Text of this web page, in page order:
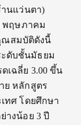
านแว่นตา)
พฤษภาคม
ณสมบัติดังนี้
ดับชั้นมัธยม
เฉลี่ย 3.00 ขึ้น
ย หลักสูตร
ทศ โดยศึกษา
างน้อย 3 ปี